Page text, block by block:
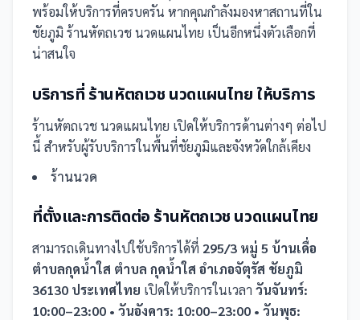
พร้อมให้บริการที่ครบครัน หากคุณกำลังมองหาสถานที่ใน
ชัยภูมิ ร้านหัตถเวช นวดแผนไทย เป็นอีกหนึ่งตัวเลือกที่
น่าสนใจ
บริการที่ ร้านหัตถเวช นวดแผนไทย ให้บริการ
ร้านหัตถเวช นวดแผนไทย เปิดให้บริการด้านต่างๆ ต่อไป
นี้ สำหรับผู้รับบริการในพื้นที่ชัยภูมิและจังหวัดใกล้เคียง
ร้านนวด
ที่ตั้งและการติดต่อ ร้านหัตถเวช นวดแผนไทย
สามารถเดินทางไปใช้บริการได้ที่ 295/3 หมู่ 5 บ้านเดื่อ
ตำบลกุดนํ้าใส ตำบล กุดน้ำใส อำเภอจัตุรัส ชัยภูมิ
36130 ประเทศไทย เปิดให้บริการในเวลา วันจันทร์:
10:00–23:00 • วันอังคาร: 10:00–23:00 • วันพุธ: